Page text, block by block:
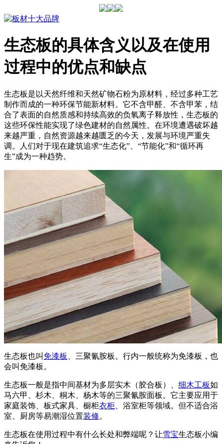
生态板的具体含义以及在使用
过程中的优点和缺点
生态板是以天然纤维和天然矿物石粉为原材料，经过多种工艺
制作而成的一种环保节能新材料。它不含甲醛、不含甲苯，结
合了表面的自然质感和持续高效的负氧离子释放性，生态板的
这些环保性能实现了绿色建材的自然属性。在环境遭遇破坏越
来越严重，自然资源越来越匮乏的今天，发展与环境严重失
调。人们对于现在建筑追求“生态化”、“节能化”和“循环再
生”成为一种趋势。
生态板也叫 免漆板
、三聚氰胺板。行内一般统称为免漆板，也
会叫免漆板。
生态板一般是指中间基材为多层实木（胶合板）、 细木工板如
马六甲、杉木、桐木、杨木等的三聚氰胺面板。它主要应用于
家庭装饰、板式家具、橱柜衣柜 、浴室柜等领域。但不适合浴
室、厨房等易潮湿位置装修。
生态板在使用过程中有什么长处和弊端呢？让雪宝生态板小编